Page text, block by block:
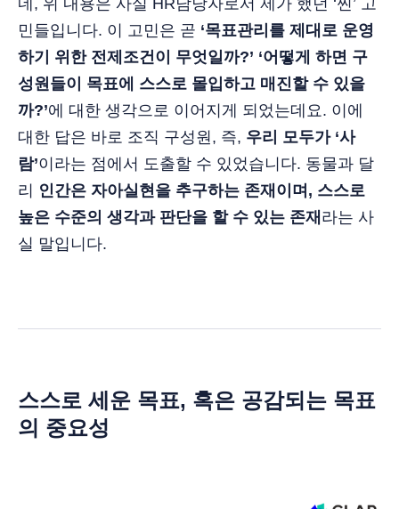
네, 위 내용은 사실 HR담당자로서 제가 했던 ‘찐’ 고
민들입니다. 이 고민은 곧 ‘목표관리를 제대로 운영
하기 위한 전제조건이 무엇일까?’ ‘어떻게 하면 구
성원들이 목표에 스스로 몰입하고 매진할 수 있을
까?’에 대한 생각으로 이어지게 되었는데요. 이에
대한 답은 바로 조직 구성원, 즉, 우리 모두가 ‘사
람’이라는 점에서 도출할 수 있었습니다. 동물과 달
리 인간은 자아실현을 추구하는 존재이며, 스스로
높은 수준의 생각과 판단을 할 수 있는 존재 라는 사
실 말입니다.
스스로 세운 목표, 혹은 공감되는 목표
의 중요성